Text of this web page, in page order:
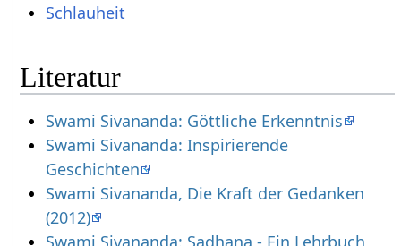
Schlauheit
Literatur
Swami Sivananda: Göttliche Erkenntnis
Swami Sivananda: Inspirierende
Geschichten
Swami Sivananda, Die Kraft der Gedanken
(2012)